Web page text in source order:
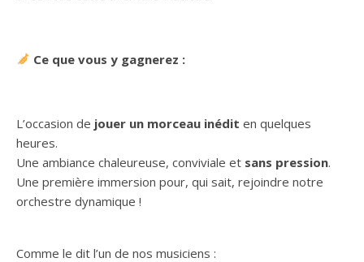
Ce que vous y gagnerez :
L’occasion de jouer un morceau inédit en quelques
heures.
Une ambiance chaleureuse, conviviale et sans pression.
Une première immersion pour, qui sait, rejoindre notre
orchestre dynamique !
Comme le dit l’un de nos musiciens :